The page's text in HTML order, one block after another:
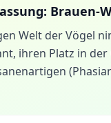
Brauen-
Welt der Vögel
ihren Platz in